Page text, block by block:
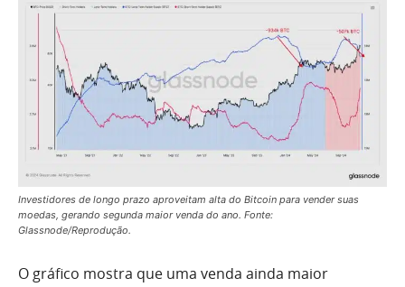
Investidores de longo prazo aproveitam alta do Bitcoin para vender suas
moedas, gerando segunda maior venda do ano. Fonte:
Glassnode/Reprodução.
O gráfico mostra que uma venda ainda maior